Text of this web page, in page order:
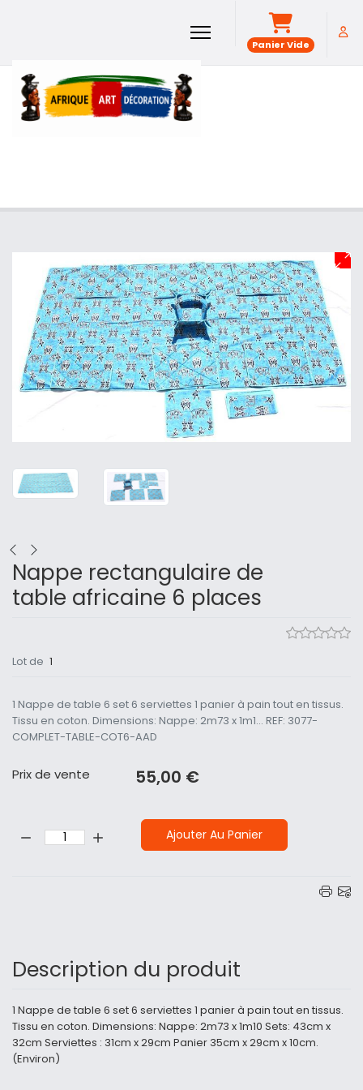
Panier Vide
Nappe rectangulaire de
table africaine 6 places
Lot de 1
1 Nappe de table 6 set 6 serviettes 1 panier à pain tout en tissus.
Tissu en coton. Dimensions: Nappe: 2m73 x 1m1... REF: 3077-
COMPLET-TABLE-COT6-AAD
Prix ​​de vente 55,00 €
Ajouter Au Panier
Description du produit
1 Nappe de table 6 set 6 serviettes 1 panier à pain tout en tissus.
Tissu en coton. Dimensions: Nappe: 2m73 x 1m10 Sets: 43cm x
32cm Serviettes : 31cm x 29cm Panier 35cm x 29cm x 10cm.
(Environ)